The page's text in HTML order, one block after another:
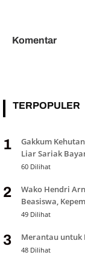
Komentar
TERPOPULER
1
Gakkum
Liar Sariak
60 Dilihat
2
Wako Hendri
Beasiswa,
49 Dilihat
3 Merantau untuk
48 Dilihat